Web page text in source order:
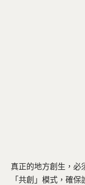
真正的地方創生，必
「共創」模式，確